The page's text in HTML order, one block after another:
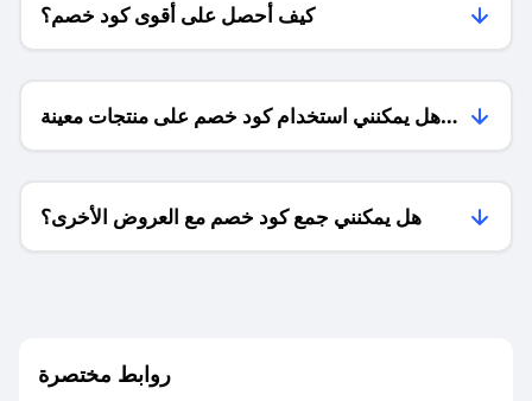
كيف أحصل على أقوى كود خصم؟
هل يمكنني استخدام كود خصم على منتجات معينة
فقط؟
هل يمكنني جمع كود خصم مع العروض الأخرى؟
روابط مختصرة